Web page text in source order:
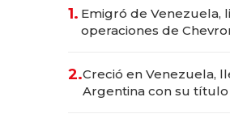
1. Emigró de Venezuela,
operaciones de
2.Creció en Venezuela,
Argentina con su